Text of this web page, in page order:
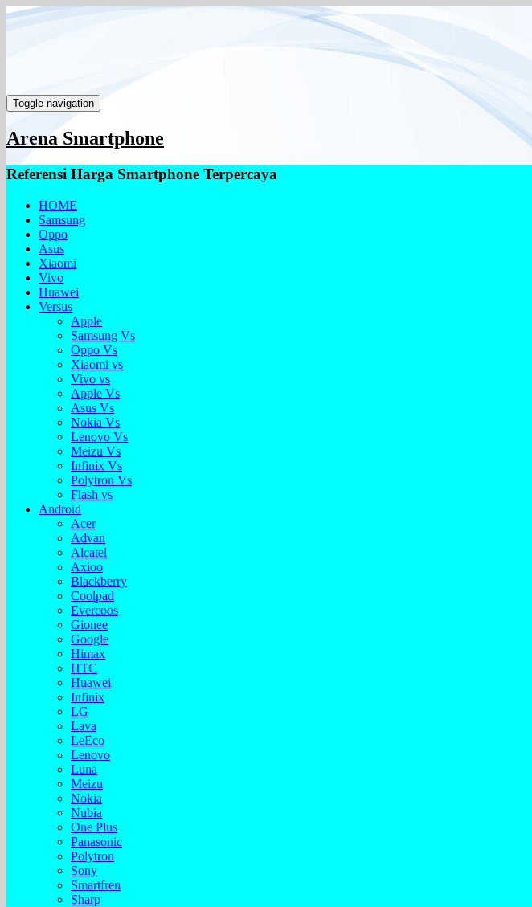
Toggle navigation
Arena Smartphone
Referensi Harga Smartphone Terpercaya
HOME
Samsung
Oppo
Asus
Xiaomi
Vivo
Huawei
Versus
Apple
Samsung Vs
Oppo Vs
Xiaomi vs
Vivo vs
Apple Vs
Asus Vs
Nokia Vs
Lenovo Vs
Meizu Vs
Infinix Vs
Polytron Vs
Flash vs
Android
Acer
Advan
Alcatel
Axioo
Blackberry
Coolpad
Evercoos
Gionee
Google
Himax
HTC
Huawei
Infinix
LG
Lava
LeEco
Lenovo
Luna
Meizu
Nokia
Nubia
One Plus
Panasonic
Polytron
Sony
Smartfren
Sharp